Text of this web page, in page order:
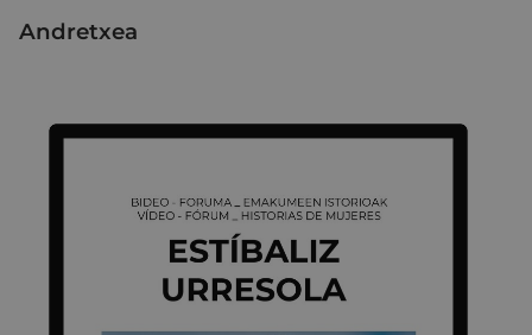
Andretxea